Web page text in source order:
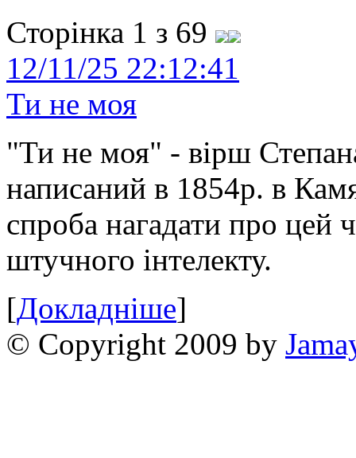
Сторінка 1 з 69
12/11/25 22:12:41
Ти не моя
"Ти не моя" - вірш
написаний в 1854р. в
спроба нагадати про цей
штучного інтелекту.
[Докладніше]
© Copyright 2009 by